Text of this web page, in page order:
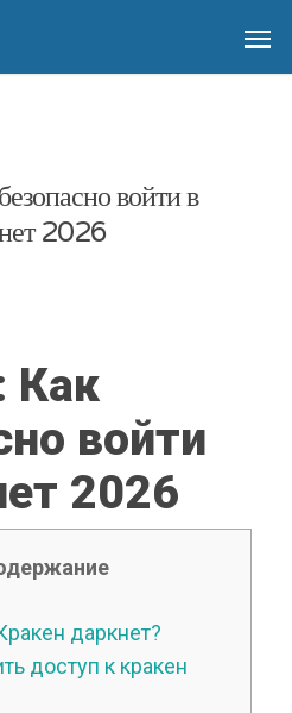
войти в
2026
Как
войти
2026
даркнет?
доступ к кракен